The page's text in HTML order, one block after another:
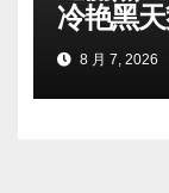
冷艳黑
8 月 7, 2026